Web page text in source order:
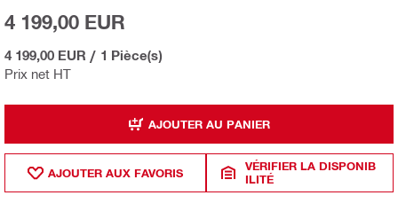
Prix net HT
4 199,00 EUR
4 199,00 EUR / 1 Pièce(s)
AJOUTER AU PANIER
AJOUTER AUX FAVORIS
VÉRIFIER LA DISPONIB
ILITÉ